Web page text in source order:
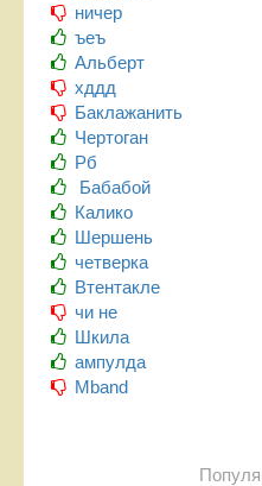
ничер
ъеъ
Альберт
хддд
Баклажанить
Чертоган
Рб
Бабабой
Калико
Шершень
четверка
Втентакле
чи не
Шкила
ампулда
Mband